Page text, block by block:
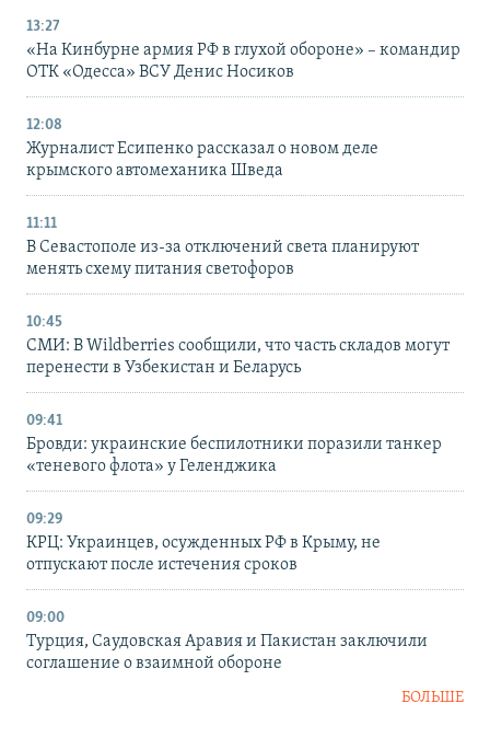
13:27
«На Кинбурне армия РФ в глухой обороне» – командир
ОТК «Одесса» ВСУ Денис Носиков
12:08
Журналист Есипенко рассказал о новом деле
крымского автомеханика Шведа
11:11
В Севастополе из-за отключений света планируют
менять схему питания светофоров
10:45
СМИ: В Wildberries сообщили, что часть складов могут
перенести в Узбекистан и Беларусь
09:41
Бровди: украинские беспилотники поразили танкер
«теневого флота» у Геленджика
09:29
КРЦ: Украинцев, осужденных РФ в Крыму, не
отпускают после истечения сроков
09:00
Турция, Саудовская Аравия и Пакистан заключили
соглашение о взаимной обороне
БОЛЬШЕ